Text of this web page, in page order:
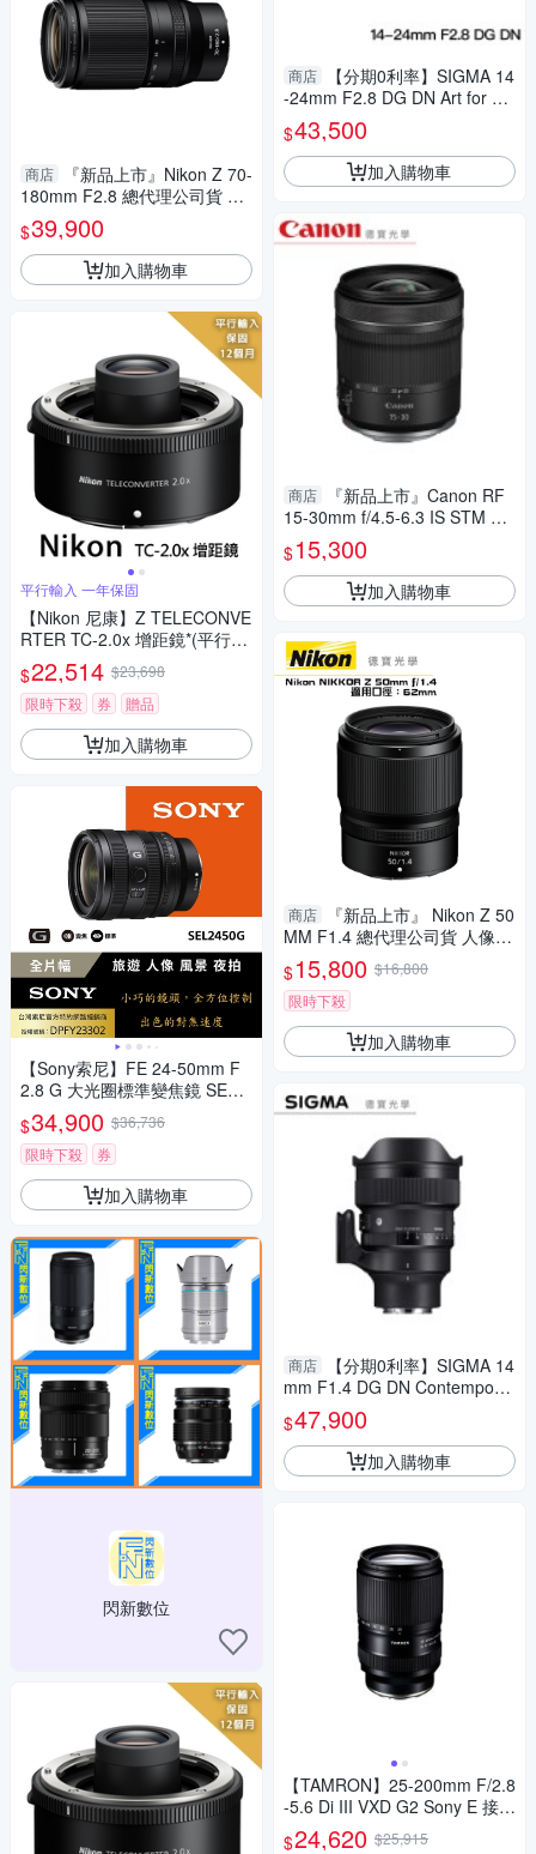
商店
『新品上市』Nikon Z 70-
180mm F2.8 總代理公司貨 望
遠追焦 飛羽攝影 追星必備
$39,900
加入購物車
平行輸入 一年保固
【Nikon 尼康】Z TELECONVE
RTER TC-2.0x 增距鏡*(平行輸
入)
$22,514 $23,698
限時下殺
券 贈品
加入購物車
【Sony索尼】FE 24-50mm F
2.8 G 大光圈標準變焦鏡 SEL2
450G (公司貨 保固24個月)
$34,900 $36,736
限時下殺
券
加入購物車
閃新數位
商店
【分期0利率】SIGMA 14
-24mm F2.8 DG DN Art for Pa
nasonic L mount 恆伸總代理公
司貨 超廣角 雲海季
$43,500
加入購物車
商店
『新品上市』Canon RF
15-30mm f/4.5-6.3 IS STM 無
反系列鏡頭 台灣佳能公司貨 雲
海季
$15,300
加入購物車
商店
『新品上市』 Nikon Z 50
MM F1.4 總代理公司貨 人像
風景 德寶光學 大光圈定焦 德寶
$15,800 $16,800
限時下殺
加入購物車
商店
【分期0利率】SIGMA 14
mm F1.4 DG DN Contemporar
y for Sony E mount 恆伸公司
貨 免運 德寶光學 定焦 大光圈
$47,900
加入購物車
【TAMRON】25-200mm F/2.8
-5.6 Di III VXD G2 Sony E 接環
(A075) 公司貨
$24,620 $25,915